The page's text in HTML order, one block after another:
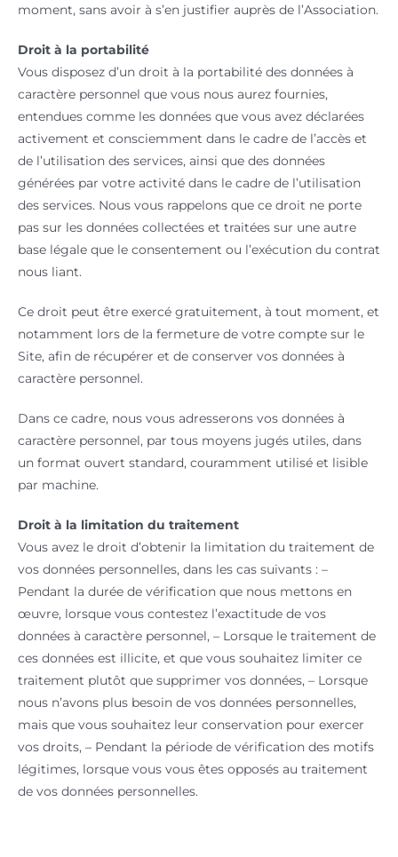
moment, sans avoir à s’en justifier auprès de l’Association.
Droit à la portabilité
Vous disposez d’un droit à la portabilité des données à
caractère personnel que vous nous aurez fournies,
entendues comme les données que vous avez déclarées
activement et consciemment dans le cadre de l’accès et
de l’utilisation des services, ainsi que des données
générées par votre activité dans le cadre de l’utilisation
des services. Nous vous rappelons que ce droit ne porte
pas sur les données collectées et traitées sur une autre
base légale que le consentement ou l’exécution du contrat
nous liant.
Ce droit peut être exercé gratuitement, à tout moment, et
notamment lors de la fermeture de votre compte sur le
Site, afin de récupérer et de conserver vos données à
caractère personnel.
Dans ce cadre, nous vous adresserons vos données à
caractère personnel, par tous moyens jugés utiles, dans
un format ouvert standard, couramment utilisé et lisible
par machine.
Droit à la limitation du traitement
Vous avez le droit d’obtenir la limitation du traitement de
vos données personnelles, dans les cas suivants : –
Pendant la durée de vérification que nous mettons en
œuvre, lorsque vous contestez l’exactitude de vos
données à caractère personnel, – Lorsque le traitement de
ces données est illicite, et que vous souhaitez limiter ce
traitement plutôt que supprimer vos données, – Lorsque
nous n’avons plus besoin de vos données personnelles,
mais que vous souhaitez leur conservation pour exercer
vos droits, – Pendant la période de vérification des motifs
légitimes, lorsque vous vous êtes opposés au traitement
de vos données personnelles.